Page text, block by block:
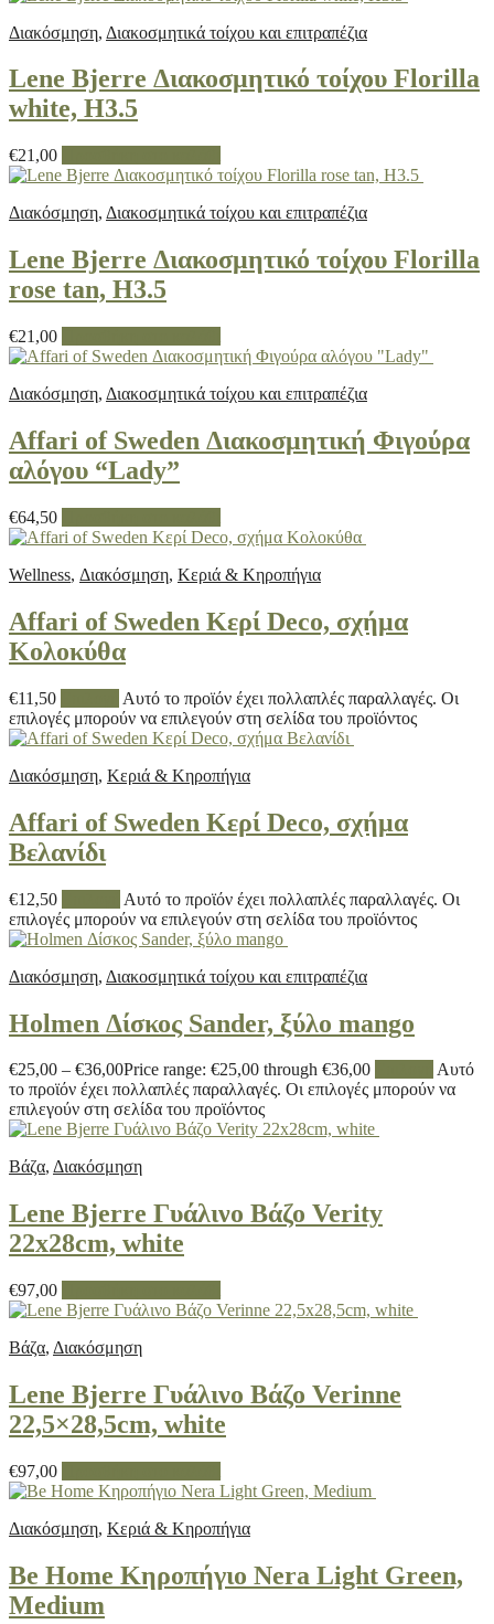
Διακόσμηση, Διακοσμητικά τοίχου και επιτραπέζια
Lene Bjerre Διακοσμητικό τοίχου Florilla
white, H3.5
€21,00
Διακόσμηση, Διακοσμητικά τοίχου και επιτραπέζια
Lene Bjerre Διακοσμητικό τοίχου Florilla
rose tan, H3.5
€21,00
Διακόσμηση, Διακοσμητικά τοίχου και επιτραπέζια
Affari of Sweden Διακοσμητική Φιγούρα
αλόγου “Lady”
€64,50
Wellness, Διακόσμηση, Κεριά & Κηροπήγια
Affari of Sweden Κερί Deco, σχήμα
Κολοκύθα
€11,50
Αυτό το προϊόν έχει πολλαπλές παραλλαγές. Οι
επιλογές μπορούν να επιλεγούν στη σελίδα του προϊόντος
Διακόσμηση, Κεριά & Κηροπήγια
Affari of Sweden Κερί Deco, σχήμα
Βελανίδι
€12,50
Αυτό το προϊόν έχει πολλαπλές παραλλαγές. Οι
επιλογές μπορούν να επιλεγούν στη σελίδα του προϊόντος
Διακόσμηση, Διακοσμητικά τοίχου και επιτραπέζια
Holmen Δίσκος Sander, ξύλο mango
€25,00 – €36,00Price range: €25,00 through €36,00
Αυτό
το προϊόν έχει πολλαπλές παραλλαγές. Οι επιλογές μπορούν να
επιλεγούν στη σελίδα του προϊόντος
Βάζα, Διακόσμηση
Lene Bjerre Γυάλινο Βάζο Verity
22x28cm, white
€97,00
Βάζα, Διακόσμηση
Lene Bjerre Γυάλινο Βάζο Verinne
22,5×28,5cm, white
€97,00
Διακόσμηση, Κεριά & Κηροπήγια
Be Home Κηροπήγιο Nera Light Green,
Medium